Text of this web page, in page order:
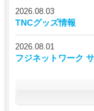
2026.08.03
TNCグッズ情報
2026.08.01
フジネットワーク